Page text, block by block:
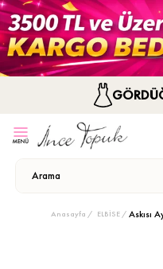
Anasayfa ELBİSE Askısı